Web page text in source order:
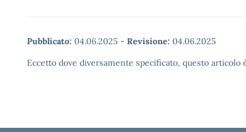
Pubblicato: 04.06.2025 - Revisione: 04.06.2025
Eccetto dove diversamente specificato, questo